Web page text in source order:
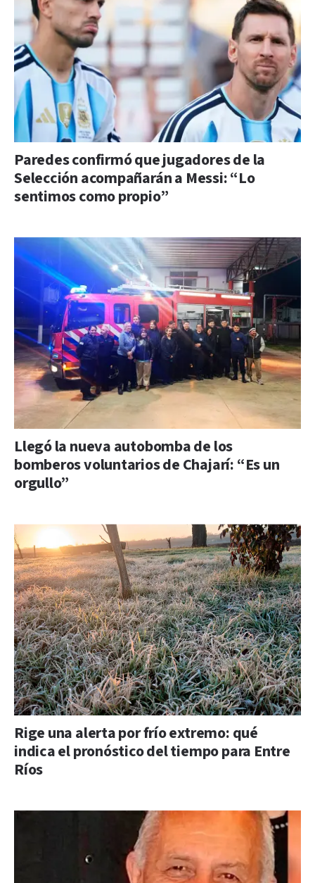
Paredes confirmó que jugadores de la
Selección acompañarán a Messi: “Lo
sentimos como propio”
Llegó la nueva autobomba de los
bomberos voluntarios de Chajarí: “Es un
orgullo”
Rige una alerta por frío extremo: qué
indica el pronóstico del tiempo para Entre
Ríos